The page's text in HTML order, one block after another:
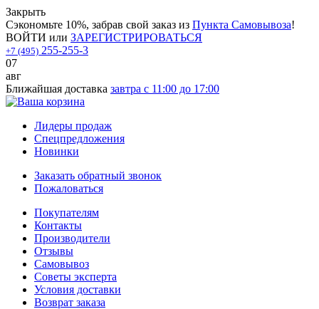
Закрыть
Сэкономьте 10%, забрав свой заказ из Пункта Самовывоза!
ВОЙТИ или ЗАРЕГИСТРИРОВАТЬСЯ
+7 (495) 255-255-3
07
авг
Ближайшая доставка завтра с 11:00 до 17:00
Лидеры продаж
Спецпредложения
Новинки
Заказать обратный звонок
Пожаловаться
Покупателям
Контакты
Производители
Отзывы
Самовывоз
Советы эксперта
Условия доставки
Возврат заказа